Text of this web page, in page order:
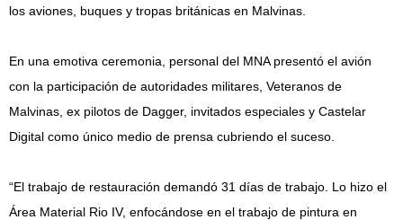
los aviones, buques y tropas británicas en Malvinas.
En una emotiva ceremonia, personal del MNA presentó el avión
con la participación de autoridades militares, Veteranos de
Malvinas, ex pilotos de Dagger, invitados especiales y Castelar
Digital como único medio de prensa cubriendo el suceso.
“El trabajo de restauración demandó 31 días de trabajo. Lo hizo el
Área Material Rio IV, enfocándose en el trabajo de pintura en